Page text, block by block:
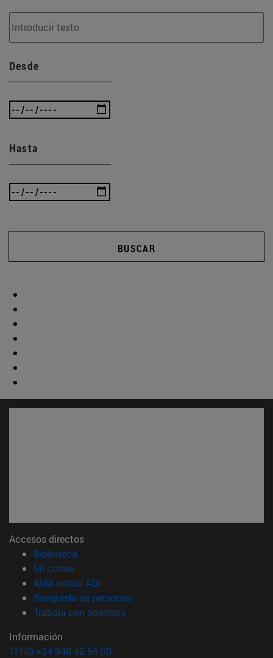
Desde
Hasta
BUSCAR
Accesos directos
Biblioteca
Mi correo(abre en nueva ventana)
Aula virtual ADI
Búsqueda de personas(abre en nueva ventana)
Trabaja con nosotros(abre en nueva ventana)
Información
TFNO +34 948 42 56 00